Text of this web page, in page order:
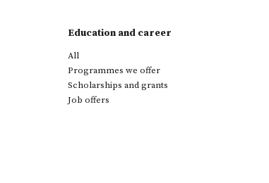
Education and career
All
Programmes we offer
Scholarships and grants
Job offers